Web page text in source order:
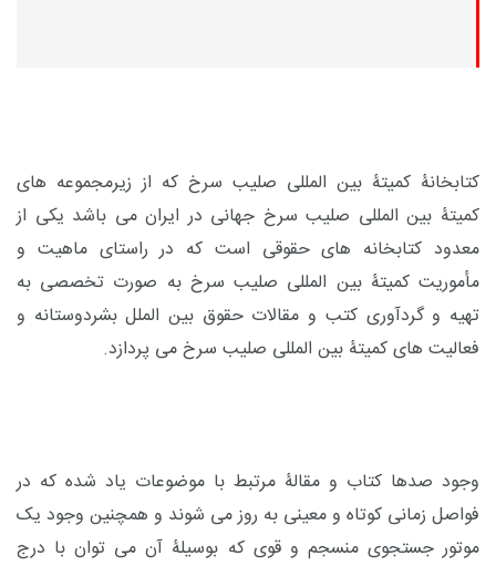
کتابخانۀ کمیتۀ بین المللی صلیب سرخ که از زیرمجموعه های
کمیتۀ بین المللی صلیب سرخ جهانی در ایران می باشد یکی از
معدود کتابخانه های حقوقی است که در راستای ماهیت و
مأموریت کمیتۀ بین المللی صلیب سرخ به صورت تخصصی به
تهیه و گردآوری کتب و مقالات حقوق بین الملل بشردوستانه و
فعالیت های کمیتۀ بین المللی صلیب سرخ می پردازد.
وجود صدها کتاب و مقالۀ مرتبط با موضوعات یاد شده که در
فواصل زمانی کوتاه و معینی به روز می شوند و همچنین وجود یک
موتور جستجوی منسجم و قوی که بوسیلۀ آن می توان با درج